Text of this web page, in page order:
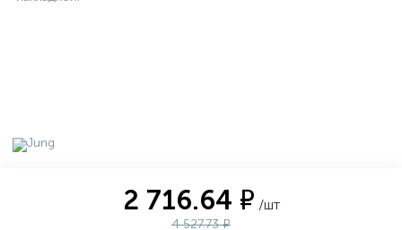
2 716.64 ₽ /шт
4 527.73 ₽